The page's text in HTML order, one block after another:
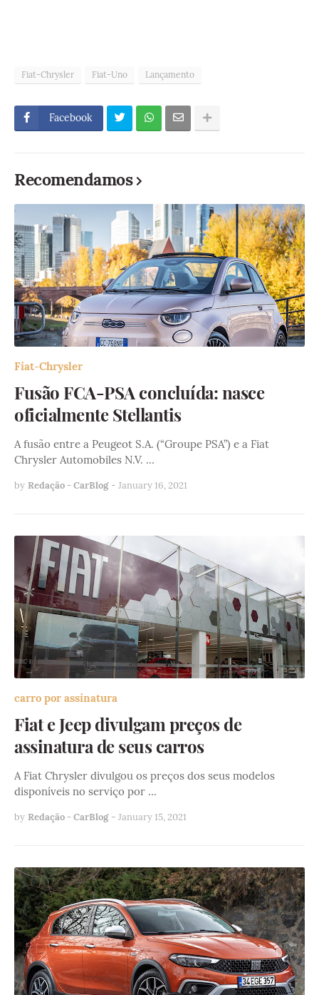
Fiat-Chrysler Fiat-Uno Lançamento
Facebook
Recomendamos
Fiat-Chrysler
Fusão FCA-PSA concluída: nasce
oficialmente Stellantis
A fusão entre a Peugeot S.A. (“Groupe PSA”) e a Fiat
Chrysler Automobiles N.V. …
by Redação - CarBlog - January 16, 2021
carro por assinatura
Fiat e Jeep divulgam preços de
assinatura de seus carros
A Fiat Chrysler divulgou os preços dos seus modelos
disponíveis no serviço por …
by Redação - CarBlog - January 15, 2021